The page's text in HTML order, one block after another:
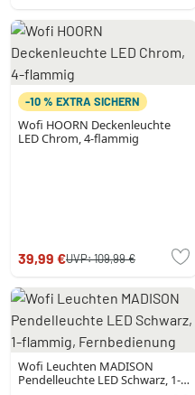
-10 % EXTRA SICHERN
Wofi HOORN Deckenleuchte
LED Chrom, 4-flammig
39,99 €UVP:109,99 €
Wofi Leuchten MADISON
Pendelleuchte LED Schwarz, 1-